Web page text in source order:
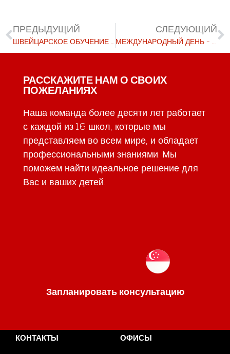
ПРЕДЫДУЩИЙ
ШВЕЙЦАРСКОЕ ОБУЧЕНИЕ В МЮНХЕНЕ
СЛЕДУЮЩИЙ
МЕЖДУНАРОДНЫЙ ДЕНЬ - LYCEUM ALPINUM ZUOZ
РАССКАЖИТЕ НАМ О СВОИХ
ПОЖЕЛАНИЯХ
Наша команда более десяти лет работает
с каждой из 16 школ, которые мы
представляем во всем мире, и обладает
профессиональными знаниями. Мы
поможем найти идеальное решение для
Вас и ваших детей.
Запланировать консультацию
КОНТАКТЫ ОФИСЫ